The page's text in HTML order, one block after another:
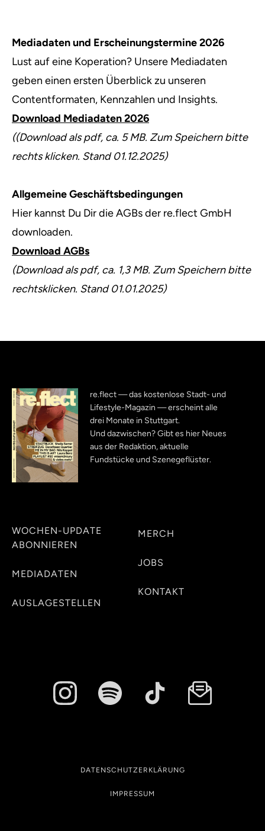
Mediadaten und Erscheinungstermine 2026
Lust auf eine Koperation? Unsere Mediadaten
geben einen ersten Überblick zu unseren
Contentformaten, Kennzahlen und Insights.
Download Mediadaten 2026
((Download als pdf, ca. 5 MB. Zum Speichern bitte
rechts klicken. Stand 01.12.2025)
Allgemeine Geschäftsbedingungen
Hier kannst Du Dir die AGBs der re.flect GmbH
downloaden.
Download AGBs
(Download als pdf, ca. 1,3 MB. Zum Speichern bitte
rechtsklicken. Stand 01.01.2025)
re.flect — das kostenlose Stadt- und
Lifestyle-Magazin — erscheint alle
drei Monate in Stuttgart.
Und dazwischen? Gibt es hier Neues
aus der Redaktion, aktuelle
Fundstücke und Szenegeflüster.
WOCHEN-UPDATE
ABONNIEREN
MEDIADATEN
AUSLAGESTELLEN
MERCH
JOBS
KONTAKT
DATENSCHUTZERKLÄRUNG
IMPRESSUM